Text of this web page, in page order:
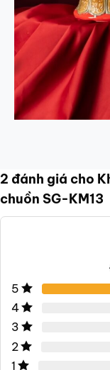
2 đánh giá cho
chuồn SG-KM13
5
4
3
2
1